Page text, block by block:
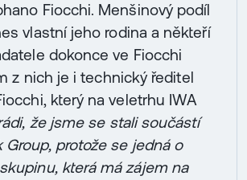
Fiocchi. Menšinový podíl
vlastní jeho rodina a někteří
dokonce ve Fiocchi
z nich je i technický ředitel
který na veletrhu IWA
že jsme se stali součástí
Group, protože se jedná o
která má zájem na